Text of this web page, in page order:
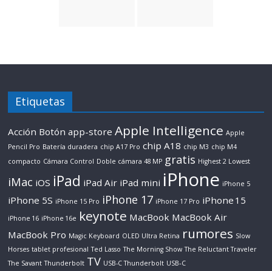
Etiquetas
Acción Botón app-store Apple Intelligence Apple
Pencil Pro Batería duradera chip A17 Pro chip A18 chip M3 chip M4
compacto Cámara Control Doble cámara 48 MP gratis Highest 2 Lowest
iMac iOS iPad iPad Air iPad mini iPhone iPhone 5
iPhone 5S iPhone 15 Pro iPhone 17 iPhone 17 Pro iPhone 15
iPhone 16 iPhone 16e keynote MacBook MacBook Air
MacBook Pro Magic Keyboard OLED Ultra Retina rumores Slow
Horses tablet profesional Ted Lasso The Morning Show The Reluctant Traveler
The Savant Thunderbolt TV USB-C Thunderbolt USB‑C